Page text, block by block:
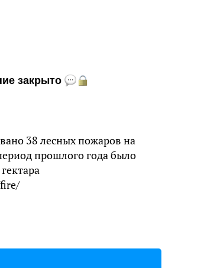
закрыто
38 лесных пожаров на
прошлого года было